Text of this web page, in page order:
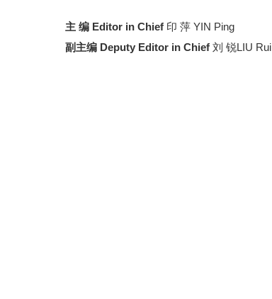
主 编 Editor in Chief 印 萍 YIN Ping
副主编 Deputy Editor in Chief 刘 锐LIU Rui